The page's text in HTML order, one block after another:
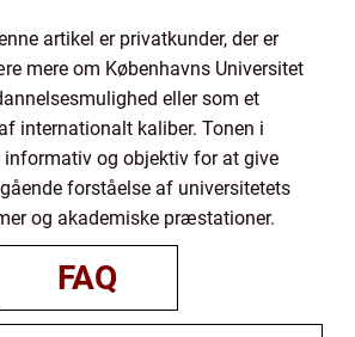
artikel er privatkunder, der er
mere om Københavns Universitet
eller som et
internationalt kaliber. Tonen i
og objektiv for at give
forståelse af universitetets
og akademiske præstationer.
FAQ